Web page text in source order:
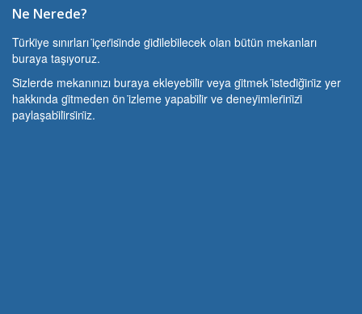
Ne Nerede?
Türki̇ye sınırları i̇çeri̇si̇nde gi̇di̇lebi̇lecek olan bütün mekanları
buraya taşıyoruz.
Si̇zlerde mekanınızı buraya ekleyebi̇li̇r veya gi̇tmek i̇stedi̇ği̇ni̇z yer
hakkında gi̇tmeden ön i̇zleme yapabi̇li̇r ve deneyi̇mleri̇ni̇zi̇
paylaşabi̇li̇rsi̇ni̇z.